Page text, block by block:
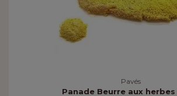
Pavés
Panade Beurre aux herbes